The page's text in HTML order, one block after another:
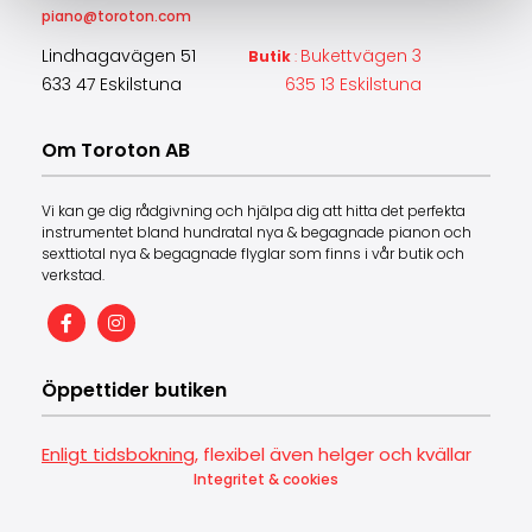
piano@toroton.com
Lindhagavägen 51 Butik: Bukettvägen 3
633 47 Eskilstuna
635 13 Eskilstuna
Om Toroton AB
Vi kan ge dig rådgivning och hjälpa dig att hitta det perfekta
instrumentet bland hundratal nya & begagnade pianon och
sexttiotal nya & begagnade flyglar som finns i vår butik och
verkstad.
Öppettider butiken
Enligt tidsbokning, flexibel även helger och kvällar
Integritet & cookies